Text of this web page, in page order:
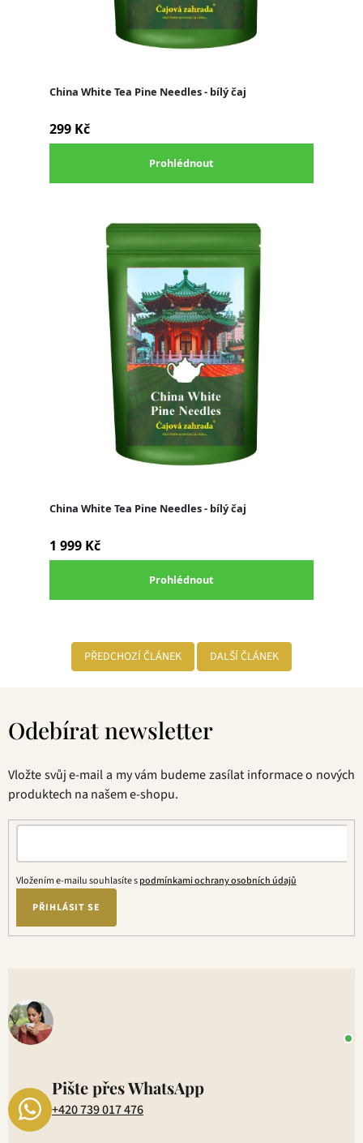
PŘEDCHOZÍ ČLÁNEK DALŠÍ ČLÁNEK
Odebírat newsletter
Vložte svůj e-mail a my vám budeme zasílat informace o nových
produktech na našem e-shopu.
Vložením e-mailu souhlasíte spodmínkami ochrany osobních údajů
PŘIHLÁSIT SE
Pište přes WhatsApp
+420 739 017 476